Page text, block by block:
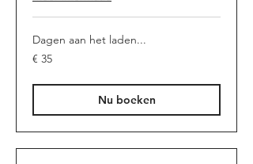
Dagen aan het laden...
35
euro
€ 35
Nu boeken